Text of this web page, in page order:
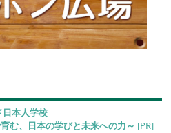
本人学校
む、日本の学びと未来への力～ [PR]